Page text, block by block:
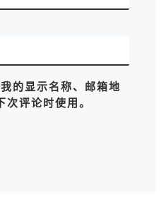
的显示名称、邮箱地
评论时使用。